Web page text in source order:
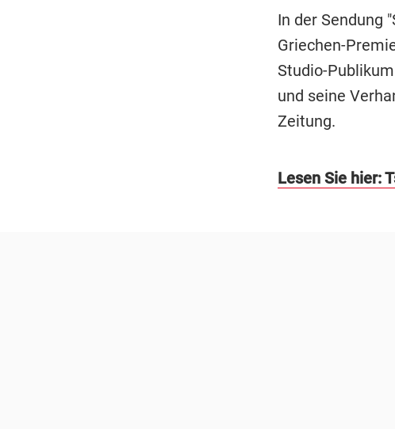
In der Sendung
Griechen-
Studio-
und seine
Zeitung.
Lesen Sie hier: